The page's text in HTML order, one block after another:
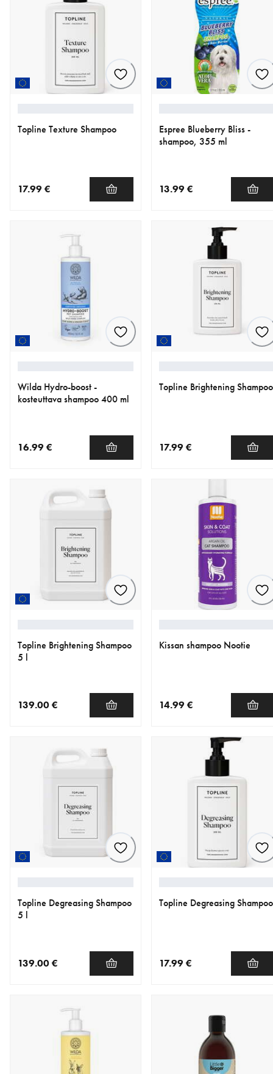
Topline Texture Shampoo
17.99 €
Espree Blueberry Bliss -
shampoo, 355 ml
13.99 €
Wilda Hydro-boost -
kosteuttava shampoo 400 ml
16.99 €
Topline Brightening Shampoo
17.99 €
Topline Brightening Shampoo
5 l
139.00 €
Kissan shampoo Nootie
14.99 €
Topline Degreasing Shampoo
5 l
139.00 €
Topline Degreasing Shampoo
17.99 €